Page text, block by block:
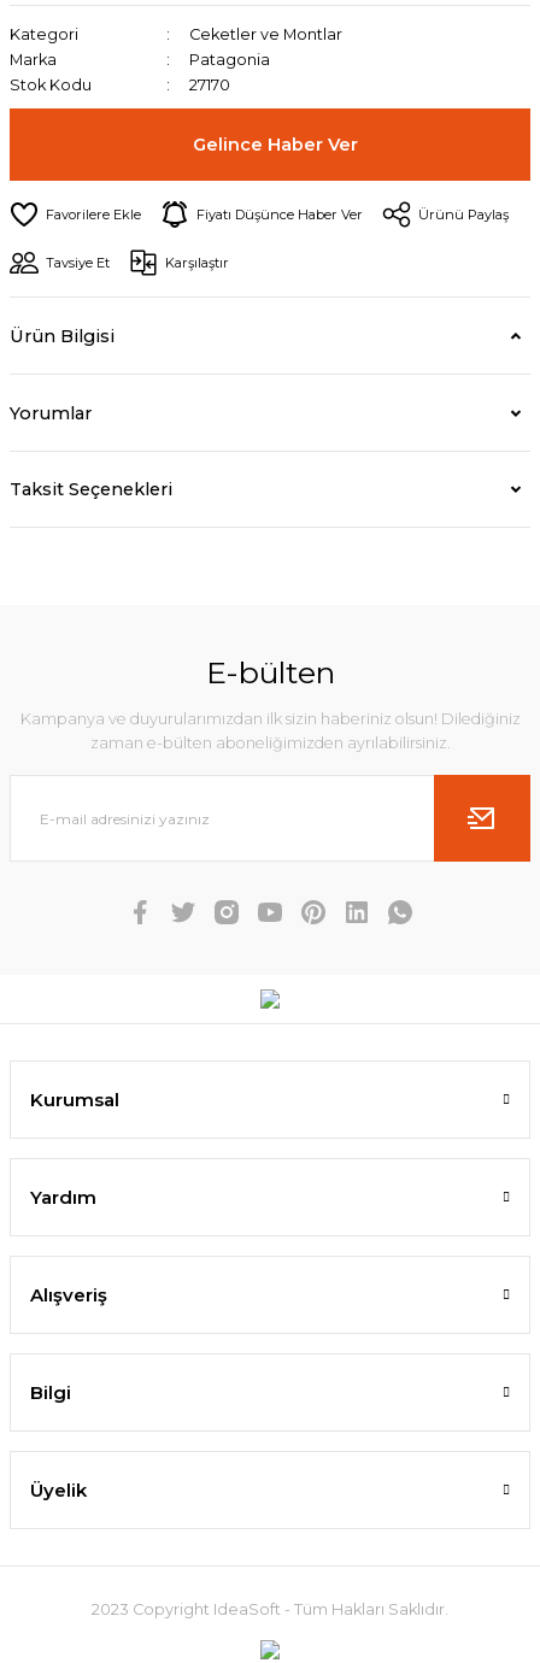
Kategori
Ceketler ve Montlar
Marka
Patagonia
Stok Kodu
27170
Gelince Haber Ver
Fiyatı Düşünce Haber Ver Ürünü Paylaş
Tavsiye Et Karşılaştır
Ürün Bilgisi
Yorumlar
Taksit Seçenekleri
E-bülten
Kampanya ve duyurularımızdan ilk sizin haberiniz olsun! Dilediğiniz
zaman e-bülten aboneliğimizden ayrılabilirsiniz.
Kurumsal
Yardım
Alışveriş
Bilgi
Üyelik
2023 Copyright IdeaSoft - Tüm Hakları Saklıdır.